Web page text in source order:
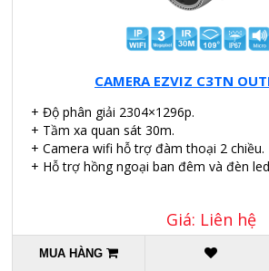
CAMERA EZVIZ C3TN
+ Độ phân giải 2304×1296p.
+ Tầm xa quan sát 30m.
+ Camera wifi hỗ trợ đàm thoại 2 chiều.
+ Hỗ trợ hồng ngoại ban đêm và đèn
Giá: Liên hệ
MUA HÀNG